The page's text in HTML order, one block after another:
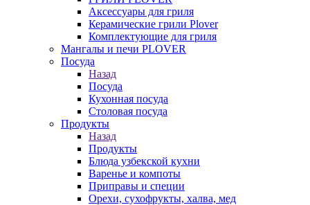
Аксессуары для гриля
Керамические грили Plover
Комплектующие для гриля
Мангалы и печи PLOVER
Посуда
Назад
Посуда
Кухонная посуда
Столовая посуда
Продукты
Назад
Продукты
Блюда узбекской кухни
Варенье и компоты
Приправы и специи
Орехи, сухофрукты, халва, мед